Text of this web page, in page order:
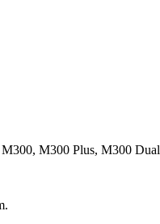
M300 Plus, M300 Dual